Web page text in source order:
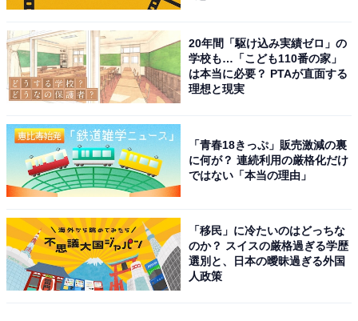
20年間「駆け込み実績ゼロ」の
学校も…「こども110番の家」
は本当に必要？ PTAが直面する
理想と現実
「青春18きっぷ」販売激減の裏
に何が？ 連続利用の厳格化だけ
ではない「本当の理由」
「移民」に冷たいのはどっちな
のか？ スイスの厳格過ぎる学歴
選別と、日本の曖昧過ぎる外国
人政策